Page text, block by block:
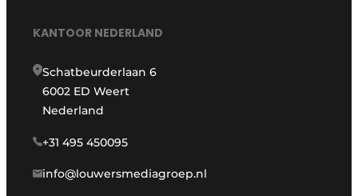
KANTOOR NEDERLAND
Schatbeurderlaan 6
6002 ED Weert
Nederland
+31 495 450095
info@louwersmediagroep.nl